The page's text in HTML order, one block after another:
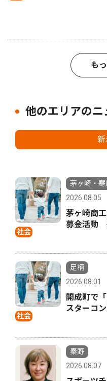
も
他のエリアのニ
社会
茅ヶ崎・寒
2026.08.05
茅ヶ崎商
募金活動
社会
足柄
2026.08.01
開成町で
スターコ
秦野
2026.08.07